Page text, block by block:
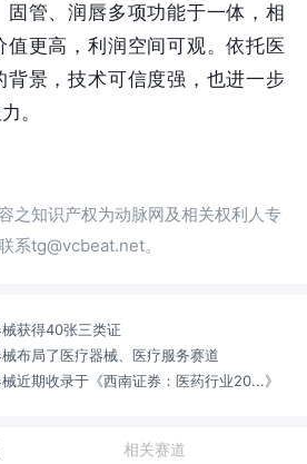
固管、润唇多项功能于一体，相
值更高，利润空间可观。依托医
背景，技术可信度强，也进一步
。
之知识产权为动脉网及相关权利人专
系tg@vcbeat.net。
获得40张三类证
布局了医疗器械、医疗服务赛道
近期收录于《西南证券：医药行业20...》
相关赛道